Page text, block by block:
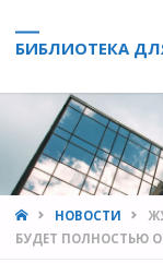
БИБЛИОТЕКА
HOMEНОВОСТИ
БУДЕТ ПОЛНОСТЬЮ